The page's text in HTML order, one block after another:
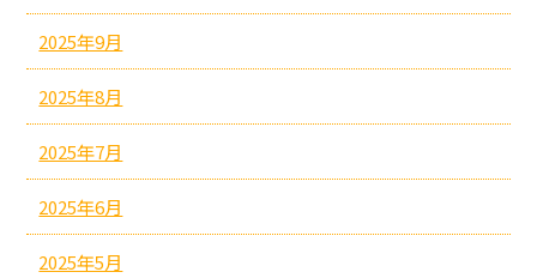
2025年9月
2025年8月
2025年7月
2025年6月
2025年5月